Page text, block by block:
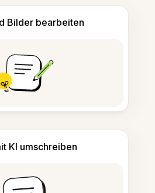
Bilder bearbeiten
KI umschreiben